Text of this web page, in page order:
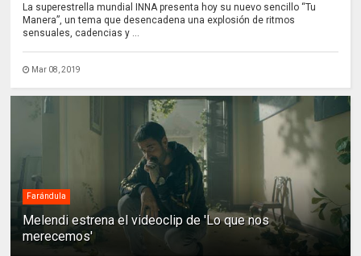
La superestrella mundial INNA presenta hoy su nuevo sencillo “Tu
Manera”, un tema que desencadena una explosión de ritmos
sensuales, cadencias y ...
Mar 08, 2019
Farándula
Melendi estrena el videoclip de 'Lo que nos
merecemos'